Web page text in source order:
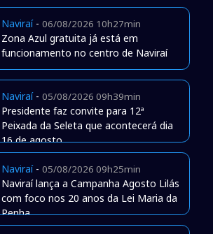
Naviraí- 06/08/2026 10h27min
Zona Azul gratuita já está em
funcionamento no centro de Naviraí
Naviraí- 05/08/2026 09h39min
Presidente faz convite para 12ª
Peixada da Seleta que acontecerá dia
16 de agosto
Naviraí- 05/08/2026 09h25min
Naviraí lança a Campanha Agosto Lilás
com foco nos 20 anos da Lei Maria da
Penha